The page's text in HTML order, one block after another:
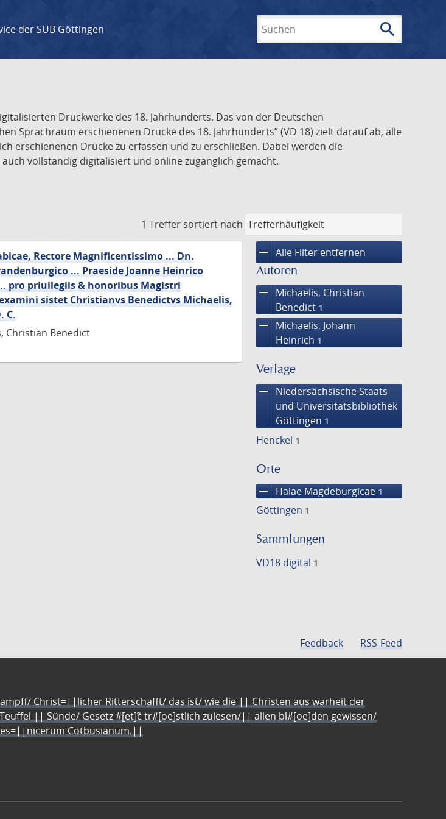
der SUB Göttingen search
Druckwerke des 18. Jahrhunderts. Das von der Deutschen
Sprachraum erschienenen Drucke des 18. Jahrhunderts” (VD 18) zielt darauf ab, alle
erschienenen Drucke zu erfassen und zu erschließen. Dabei werden die
vollständig digitalisiert und online zugänglich gemacht.
1 Treffer sortiert nach
remove Alle Filter entfernen
Autoren
remove
Michaelis, Christian
Benedict 1
remove
Michaelis, Johann
Heinrich 1
Verlage
remove
Niedersächsische Staats-
und Universitätsbibliothek
Göttingen 1
Henckel 1
Orte
remove Halae Magdeburgicae 1
Göttingen 1
Sammlungen
VD18 digital 1
Rectore Magnificentissimo ... Dn.
... Praeside Joanne Heinrico
pro priuilegiis & honoribus Magistri
sistet Christianvs Benedictvs Michaelis,
C.
Christian Benedict
Feedback RSS-Feed
Christ=||licher Ritterschafft/ das ist/ wie die || Christen aus warheit der
|| Sünde/ Gesetz #[et]c̃ tr#[oe]stlich zulesen/|| allen bl#[oe]den gewissen/
Cotbusianum.||